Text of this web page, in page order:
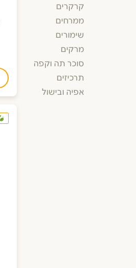
קרקרים
ממרחים
שימורים
מרקים
סוכר תה וקפה
תרכיזים
אפיה ובישול